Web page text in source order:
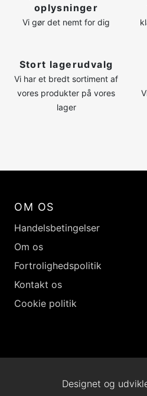
oplysninger
Vi gør det nemt for dig
Stort lagerudvalg
Vi har et bredt sortiment af
vores produkter på vores
lager
OM OS
Handelsbetingelser
Om os
Fortrolighedspolitik
Kontakt os
Cookie politik
Designet og